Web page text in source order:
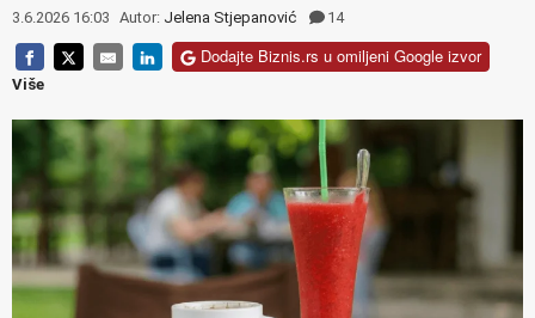
3.6.2026 16:03 Autor: Jelena Stjepanović 14
Dodajte Biznis.rs u omiljeni Google izvor
Više